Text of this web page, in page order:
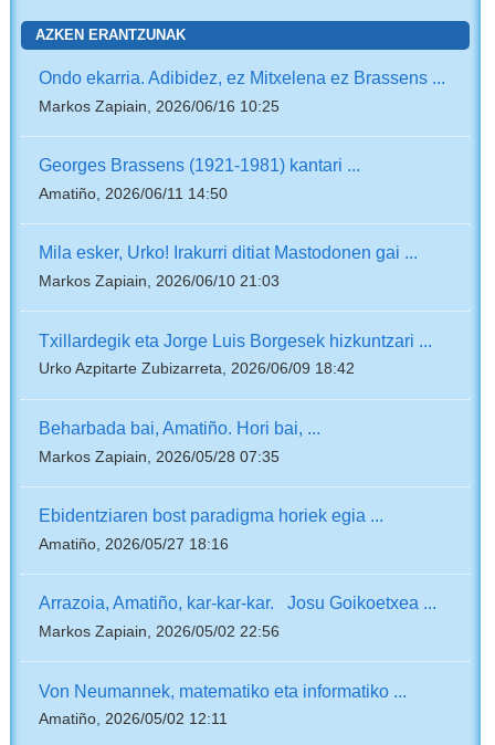
AZKEN ERANTZUNAK
Ondo ekarria. Adibidez, ez Mitxelena ez Brassens ...
Markos Zapiain, 2026/06/16 10:25
Georges Brassens (1921-1981) kantari ...
Amatiño, 2026/06/11 14:50
Mila esker, Urko! Irakurri ditiat Mastodonen gai ...
Markos Zapiain, 2026/06/10 21:03
Txillardegik eta Jorge Luis Borgesek hizkuntzari ...
Urko Azpitarte Zubizarreta, 2026/06/09 18:42
Beharbada bai, Amatiño. Hori bai, ...
Markos Zapiain, 2026/05/28 07:35
Ebidentziaren bost paradigma horiek egia ...
Amatiño, 2026/05/27 18:16
Arrazoia, Amatiño, kar-kar-kar. Josu Goikoetxea ...
Markos Zapiain, 2026/05/02 22:56
Von Neumannek, matematiko eta informatiko ...
Amatiño, 2026/05/02 12:11